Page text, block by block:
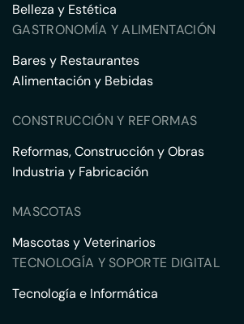
Belleza y Estética
GASTRONOMÍA Y ALIMENTACIÓN
Bares y Restaurantes
Alimentación y Bebidas
CONSTRUCCIÓN Y REFORMAS
Reformas, Construcción y Obras
Industria y Fabricación
MASCOTAS
Mascotas y Veterinarios
TECNOLOGÍA Y SOPORTE DIGITAL
Tecnología e Informática